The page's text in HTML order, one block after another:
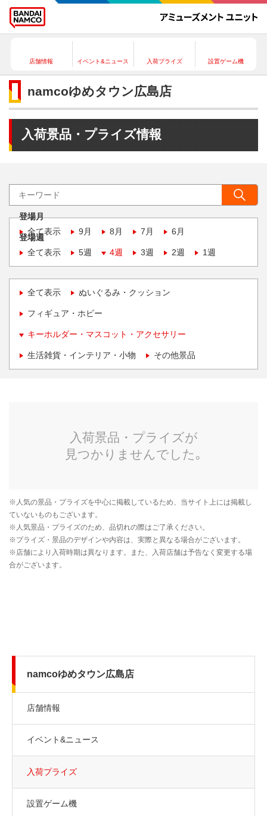
店舗情報 イベント&ニュース 入荷プライズ 設置ゲーム機
namcoゆめタウン広島店
入荷景品・プライズ情報
登場月
全て表示
9月 8月 7月 6月
登場週
全て表示
5週 4週 3週 2週 1週
全て表示 ぬいぐるみ・クッション
フィギュア・ホビー
キーホルダー・マスコット・アクセサリー
生活雑貨・インテリア・小物 その他景品
namcoゆめタウン広島店
店舗情報
イベント&ニュース
入荷プライズ
設置ゲーム機